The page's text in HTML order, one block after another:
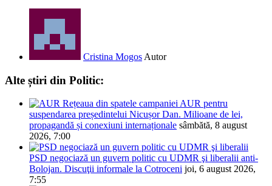
Cristina Mogos Autor
Alte știri din Politic:
Rețeaua din spatele campaniei AUR pentru
suspendarea președintelui Nicușor Dan. Milioane de lei,
propagandă și conexiuni internaționale sâmbătă, 8 august
2026, 7:00
PSD negociază un guvern politic cu UDMR şi liberalii anti-
Bolojan. Discuţii informale la Cotroceni joi, 6 august 2026,
7:55